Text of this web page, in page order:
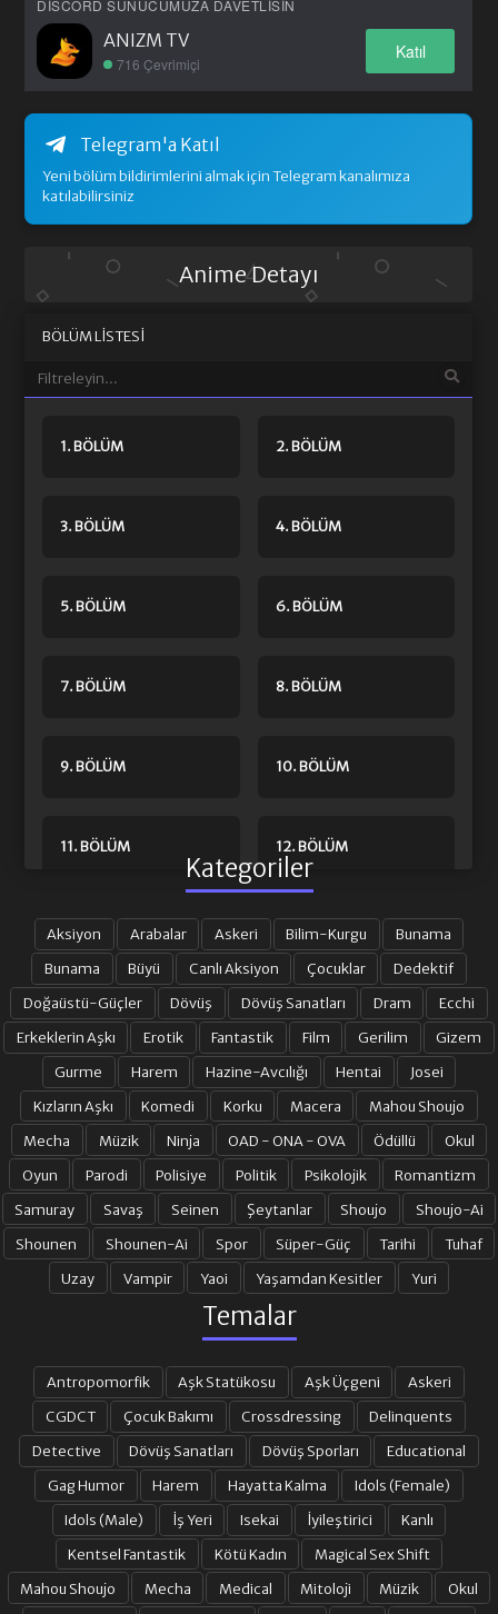
DISCORD SUNUCUMUZA DAVETLISIN
ANIZM TV
716 Çevrimiçi
Katıl
Telegram'a Katıl
Yeni bölüm bildirimlerini almak için Telegram kanalımıza
katılabilirsiniz
Anime Detayı
BÖLÜM LISTESI
1. BÖLÜM 2. BÖLÜM
3. BÖLÜM 4. BÖLÜM
5. BÖLÜM 6. BÖLÜM
7. BÖLÜM 8. BÖLÜM
9. BÖLÜM 10. BÖLÜM
11. BÖLÜM 12. BÖLÜM
13. BÖLÜM 14. BÖLÜM
15. BÖLÜM 16. BÖLÜM
17. BÖLÜM 18. BÖLÜM
19. BÖLÜM 20. BÖLÜM
21. BÖLÜM 22. BÖLÜM
24. BÖLÜM
25. BÖLÜM 26. BÖLÜM FINAL
Kategoriler
Aksiyon Arabalar Askeri Bilim-Kurgu
Bunama
Bunama
Büyü Canlı Aksiyon Çocuklar
Dedektif
Doğaüstü-Güçler
Dövüş Dövüş Sanatları Dram
Ecchi
Erkeklerin Aşkı
Erotik Fantastik Film Gerilim
Gizem
Gurme
Harem Hazine-Avcılığı Hentai
Josei
Kızların Aşkı
Komedi Korku Macera
Mahou Shoujo
Mecha
Müzik Ninja OAD - ONA - OVA Ödüllü
Okul
Oyun
Parodi Polisiye Politik Psikolojik
Romantizm
Samuray
Savaş Seinen Şeytanlar Shoujo
Shoujo-Ai
Shounen
Shounen-Ai Spor Süper-Güç Tarihi
Tuhaf
Uzay
Vampir Yaoi Yaşamdan Kesitler Yuri
Temalar
Antropomorfik Aşk Statükosu Aşk Üçgeni
Askeri
CGDCT
Çocuk Bakımı Crossdressing
Delinquents
Detective
Dövüş Sanatları Dövüş Sporları
Educational
Gag Humor
Harem Hayatta Kalma
Idols (Female)
Idols (Male)
İş Yeri Isekai İyileştirici
Kanlı
Kentsel Fantastik
Kötü Kadın
Magical Sex Shift
Mahou Shoujo
Mecha Medical Mitoloji Müzik
Okul